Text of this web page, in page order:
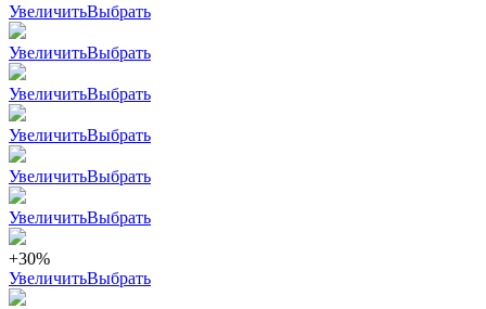
УвеличитьВыбрать
УвеличитьВыбрать
УвеличитьВыбрать
УвеличитьВыбрать
УвеличитьВыбрать
УвеличитьВыбрать
+30%
УвеличитьВыбрать